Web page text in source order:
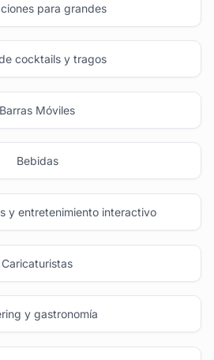
para grandes
cocktails y tragos
Barras Móviles
Bebidas
y entretenimiento interactivo
Caricaturistas
y gastronomía